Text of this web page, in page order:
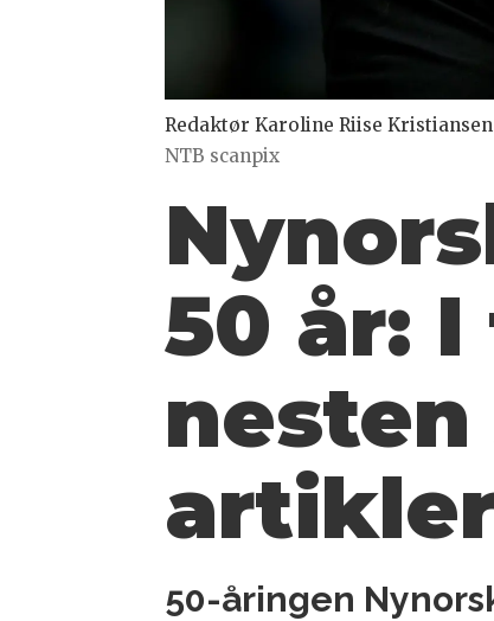
Redaktør Karoline Riise
NTB scanpix
50 år:
50-åringen